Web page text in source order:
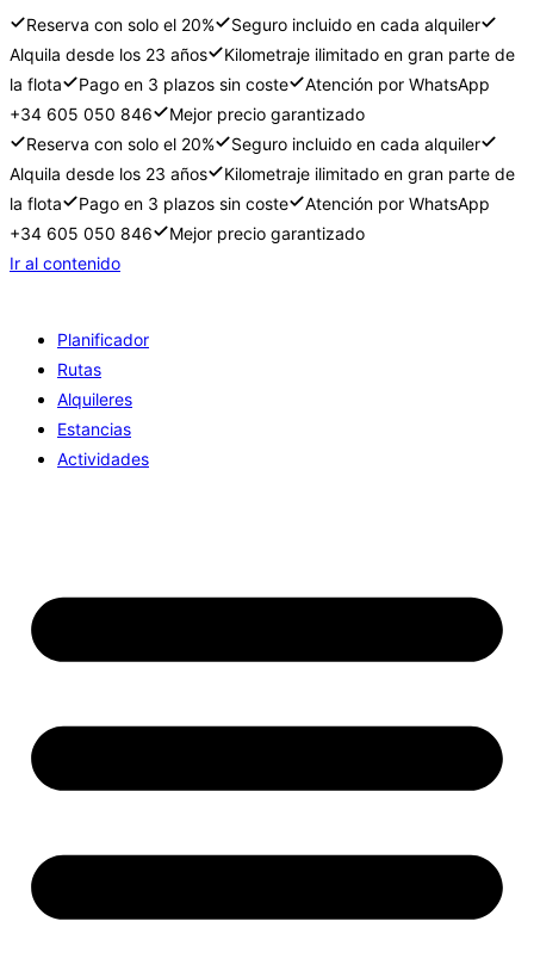
Reserva con solo el 20%
Seguro incluido en cada alquiler
Alquila desde los 23 años
Kilometraje ilimitado en gran parte de
la flota
Pago en 3 plazos sin coste
Atención por WhatsApp
+34 605 050 846
Mejor precio garantizado
Reserva con solo el 20%
Seguro incluido en cada alquiler
Alquila desde los 23 años
Kilometraje ilimitado en gran parte de
la flota
Pago en 3 plazos sin coste
Atención por WhatsApp
+34 605 050 846
Mejor precio garantizado
Ir al contenido
Planificador
Rutas
Alquileres
Estancias
Actividades